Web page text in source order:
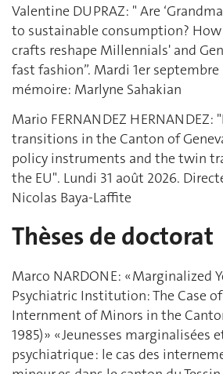
Valentine DUPRAZ: " Are
to sustainable consumption?
crafts reshape Millennials' and
fast fashion”. Mardi 1er
mémoire: Marlyne Sahakian
Mario FERNANDEZ
transitions in the Canton of
policy instruments and the twin
the EU". Lundi 31 août 2026.
Nicolas Baya-Laffite
Thèses de doctorat
Marco NARDONE: « Marginalized
Psychiatric Institution: The Case
Internment of Minors in the
1985) » « Jeunesses
psychiatrique : le cas des